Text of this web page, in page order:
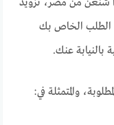
الطلب الخاص بك
بالنيابة عنك.
والمتمثلة في: